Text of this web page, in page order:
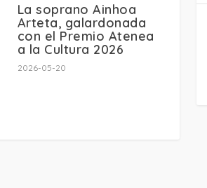
La soprano Ainhoa
Arteta, galardonada
con el Premio Atenea
a la Cultura 2026
2026-05-20